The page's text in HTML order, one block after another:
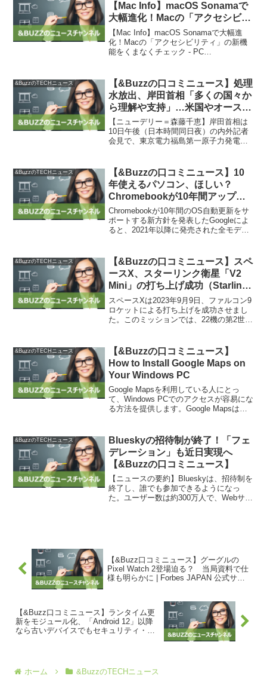
【Mac Info】macOS Sonamaで
大幅進化！Macの「アクセシビリ
ティ」の新機能をくまなくチェッ
ク – PC Watch
【Mac Info】macOS Sonamaで大幅進
化！Macの「アクセシビリティ」の新機
能をくまなくチェック - PC
います。テキストサイズの変更機...
&BuzzのTECHニュース
【&Buzzの口コミニュース】処理
水放出、岸田首相「多くの国々か
ら理解や支持」…米国やオースト
ラリアの国名挙げる : 読売新聞
【ニューデリー＝森藤千恵】岸田首相は
10日午後（日本時間同日夜）の内外記者
会見で、東京電力福島第一原子力発電所
を示した。首相は、インドネシアで東南
アジア諸国連合（ASE...
&BuzzのTECHニュース
【&Buzzの口コミニュース】10
年使えるパソコン、ほしい？
Chromebookが10年間アップデ
ート可能に | ギズモード・ジャパ
ン
Chromebookが10年間のOS自動更新をサ
ポートする新方針を発表したGoogleによ
ると、2021年以降に発売された全モデル
取り組みであり、持続可能な使い方が
評...
&BuzzのTECHニュース
【&Buzzの口コミニュース】スペ
ースX、スターリンク衛星「V2
Mini」の打ち上げ成功（Starlink
Group 6-14） | sorae 宇宙へのポ
ータルサイト
スペースXは2023年9月9日、ファルコン9
ロケットによる打ち上げを成功させまし
た。このミッションでは、22機の第2世代
リンク衛星は、同社の衛星インターネッ
ト...
&BuzzのTECHニュース
【&Buzzの口コミニュース】
How to Install Google Maps on
Your Windows PC
Google Mapsを利用している人にとっ
て、Windows PCでのアクセスが容易にな
る方法を提供します。Google Mapsは
ティングシステム向...
&BuzzのTECHニュース
Blueskyの招待制が終了！「フェ
デレーション」も近日実現へ
【&Buzzの口コミニュース】
【ニュースの要約】Blueskyは、招待制を
終了し、誰でも参加できるようになっ
た。ユーザー数は約300万人で、Webサイ
【&Buzz口コミニュース】グーグルの
Pixel Watch 2登場迫る？ 当局資料で仕
様も明らかに | Forbes JAPAN 公式サイ
【&Buzz口コミニュース】ランタイム更
新をモジュール化、「Android 12」以降
なら古いデバイスでもセキュリティ・パ
ホーム &BuzzのTECHニュース